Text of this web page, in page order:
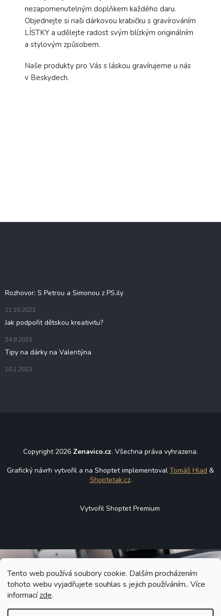
Tento web používá soubory cookie. Dalším procházením
tohoto webu vyjadřujete souhlas s jejich používáním.. Více
informacízde.
nezapomenutelným doplňkem každého daru.
Objednejte si naši dárkovou krabičku s gravírováním
LÍSTKY a udělejte radost svým blízkým originálním
a stylovým způsobem.
Naše produkty pro Vás s láskou gravírujeme u nás
v Beskydech.
Rozhovor: S Petrou a Simonou z PS.ily
21.10.2023
Jak podpořit dětskou kreativitu?
24.9.2023
Tipy na dárky na Valentýna
10.1.2023
Copyright 2026 Zenavico.cz. Všechna práva vyhrazena.
Grafický návrh vytvořil a na Shoptet implementoval Tomáš Hlad &
Shoptetak.cz.
Vytvořil Shoptet Premium